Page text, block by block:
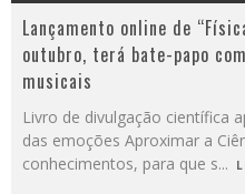
Lançamento online de
outubro, terá bate-papo
musicais
Livro de divulgação científica
das emoções Aproximar a
conhecimentos, para que s...